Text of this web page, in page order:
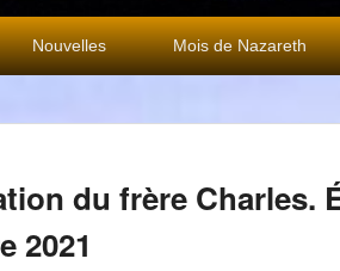
Nouvelles Mois de Nazareth
du frère Charles.
2021